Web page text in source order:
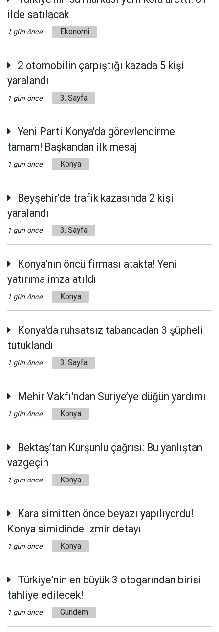
ilde satılacak
1 gün önce Ekonomi
2 otomobilin çarpıştığı kazada 5 kişi
yaralandı
1 gün önce 3. Sayfa
Yeni Parti Konya'da görevlendirme
tamam! Başkandan ilk mesaj
1 gün önce Konya
Beyşehir'de trafik kazasında 2 kişi
yaralandı
1 gün önce 3. Sayfa
Konya'nın öncü firması atakta! Yeni
yatırıma imza atıldı
1 gün önce Konya
Konya'da ruhsatsız tabancadan 3 şüpheli
tutuklandı
1 gün önce 3. Sayfa
Mehir Vakfı'ndan Suriye’ye düğün yardımı
1 gün önce Konya
Bektaş’tan Kurşunlu çağrısı: Bu yanlıştan
vazgeçin
1 gün önce Konya
Kara simitten önce beyazı yapılıyordu!
Konya simidinde İzmir detayı
1 gün önce Konya
Türkiye'nin en büyük 3 otogarından birisi
tahliye edilecek!
1 gün önce Gündem